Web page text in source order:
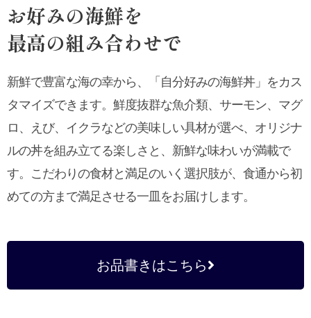
お好みの海鮮を
最高の組み合わせで
新鮮で豊富な海の幸から、「自分好みの海鮮丼」をカス
タマイズできます。鮮度抜群な魚介類、サーモン、マグ
ロ、えび、イクラなどの美味しい具材が選べ、オリジナ
ルの丼を組み立てる楽しさと、新鮮な味わいが満載で
す。こだわりの食材と満足のいく選択肢が、食通から初
めての方まで満足させる一皿をお届けします。
お品書きはこちら